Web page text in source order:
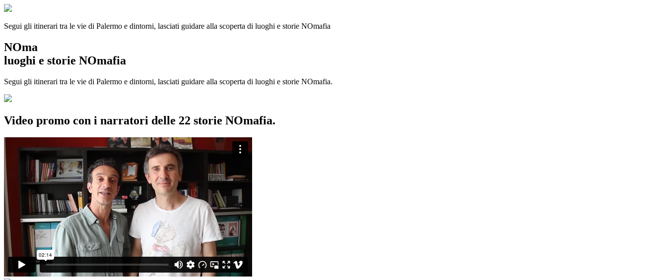
Segui gli itinerari tra le vie di Palermo e dintorni, lasciati guidare alla scoperta di luoghi e storie NOmafia
NOma
luoghi e storie NOmafia
Segui gli itinerari tra le vie di Palermo e dintorni, lasciati guidare alla scoperta di luoghi e storie NOmafia.
Video promo con i narratori delle 22 storie NOmafia.